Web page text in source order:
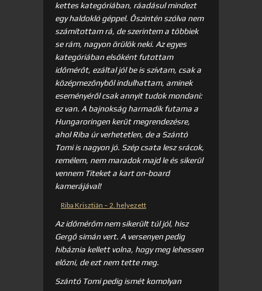
kettes kategóriában, ráadásul mindezt
egy haldokló géppel. Őszintén szólva nem
számítottam rá, de szerintem a többiek
se rám, nagyon örülök neki. Az egyes
kategóriában elsőként futottam
időmérőt, ezáltal jól be is szívtam, csak a
középmezőnyből indulhattam, aminek
eseményéről csak annyit tudok mondani:
ez van. A bajnokság harmadik futama a
Hungaroringen kerüt megrendezésre,
ahol Riba úr verhetetlen, de a Szántó
Tomi is nagyon jó. Szép csata lesz srácok,
remélem, nem maradok majd le és sikerül
vennem Titeket a kart on-board
kamerájával!
Riba Krisztián – 2. helyezett
Az időmérőm nem sikerült túl jól, hisz
Gergő simán vert. A versenyen pedig
hibáznia kellett volna, hogy meg lehessen
előzni, de ezt nem tette meg.
Szántó Tomi pedig ismét komolyan